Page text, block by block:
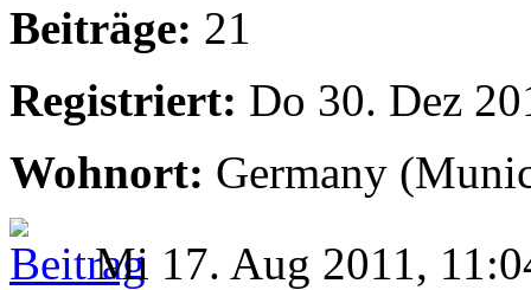
Beiträge: 21
Registriert: Do 30. Dez
Wohnort: Germany
Mi 17. Aug 2011,